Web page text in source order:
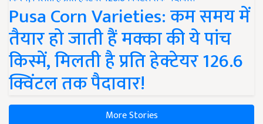
Pusa Corn Varieties: कम समय में
तैयार हो जाती हैं मक्का की ये पांच
किस्में, मिलती है प्रति हेक्टेयर 126.6
क्विंटल तक पैदावार!
More Stories